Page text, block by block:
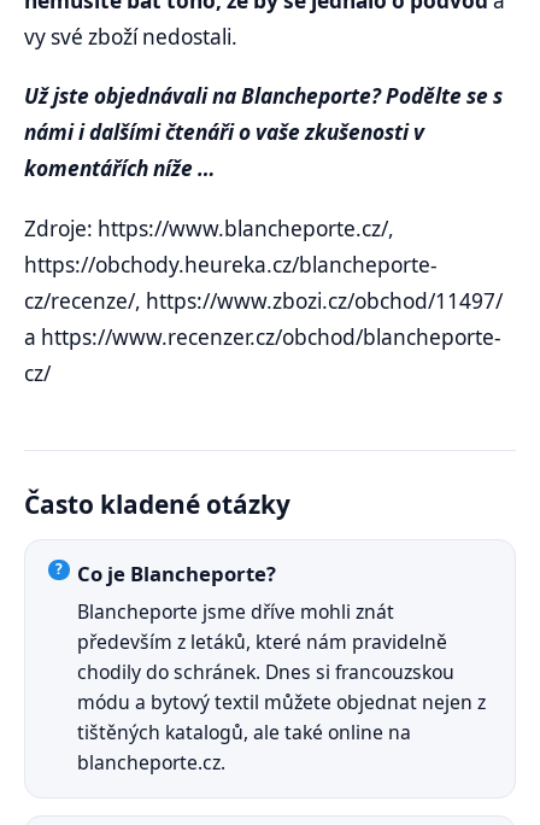
vy své zboží nedostali.
Už jste objednávali na Blancheporte? Podělte se s
námi i dalšími čtenáři o vaše zkušenosti v
komentářích níže …
Zdroje: https://www.blancheporte.cz/,
https://obchody.heureka.cz/blancheporte-
cz/recenze/, https://www.zbozi.cz/obchod/11497/
a https://www.recenzer.cz/obchod/blancheporte-
cz/
Často kladené otázky
Co je Blancheporte?
Blancheporte jsme dříve mohli znát
především z letáků, které nám pravidelně
chodily do schránek. Dnes si francouzskou
módu a bytový textil můžete objednat nejen z
tištěných katalogů, ale také online na
blancheporte.cz.